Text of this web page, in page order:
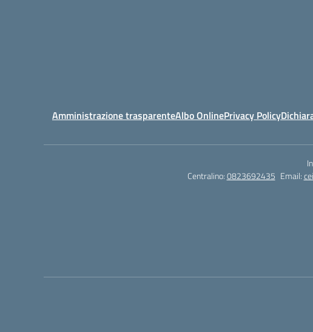
Amministrazione trasparenteAlbo OnlinePrivacy Policy
Centralino:0823692435 Email: